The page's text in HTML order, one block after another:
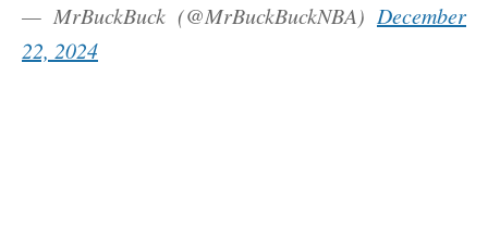
— MrBuckBuck (@MrBuckBuckNBA) December
22, 2024